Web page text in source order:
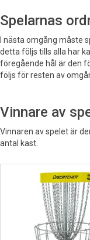
Spelarnas
I nästa omgång måste
detta följs tills alla har
föregående hål är den
följs för resten av
Vinnare av
Vinnaren av spelet är
antal kast.